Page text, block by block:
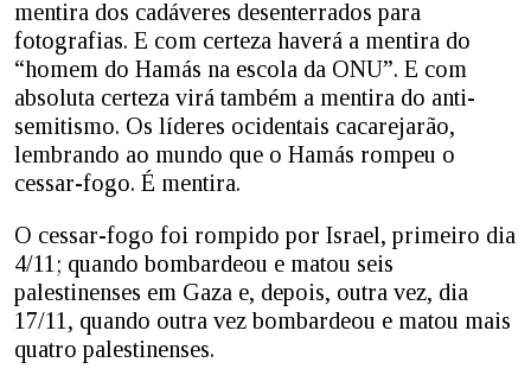
mentira dos cadáveres desenterrados para
fotografias. E com certeza haverá a mentira do
“homem do Hamás na escola da ONU”. E com
absoluta certeza virá também a mentira do anti-
semitismo. Os líderes ocidentais cacarejarão,
lembrando ao mundo que o Hamás rompeu o
cessar-fogo. É mentira.
O cessar-fogo foi rompido por Israel, primeiro dia
4/11; quando bombardeou e matou seis
palestinenses em Gaza e, depois, outra vez, dia
17/11, quando outra vez bombardeou e matou mais
quatro palestinenses.